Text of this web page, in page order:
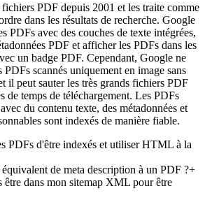
PDF depuis 2001 et les traite comme
dans les résultats de recherche. Google
PDFs avec des couches de texte intégrées,
PDF et afficher les PDFs dans les
un badge PDF. Cependant, Google ne
PDFs scannés uniquement en image sans
il peut sauter les très grands fichiers PDF
de temps de téléchargement. Les PDFs
du contenu texte, des métadonnées et
sont indexés de manière fiable.
PDFs d'être indexés et utiliser HTML à la
de meta description à un PDF ?+
dans mon sitemap XML pour être